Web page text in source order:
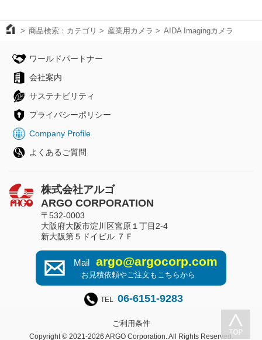
商品検索：カテゴリ 産業用カメラ AIDA Imagingカメラ
ワールドパートナー
会社案内
サステナビリティ
プライバシーポリシー
Company Profile
よくあるご質問
株式会社アルゴ
ARGO CORPORATION
〒532-0003
大阪府大阪市淀川区宮原１丁目2-4
新大阪第５ドイビル ７Ｆ
Mail argo@argocorp.com
お見積依頼やご注文もこちらから
TEL 06-6151-9283
ご利用条件
Copyright © 2021-2026 ARGO Corporation. All Rights Reserved.